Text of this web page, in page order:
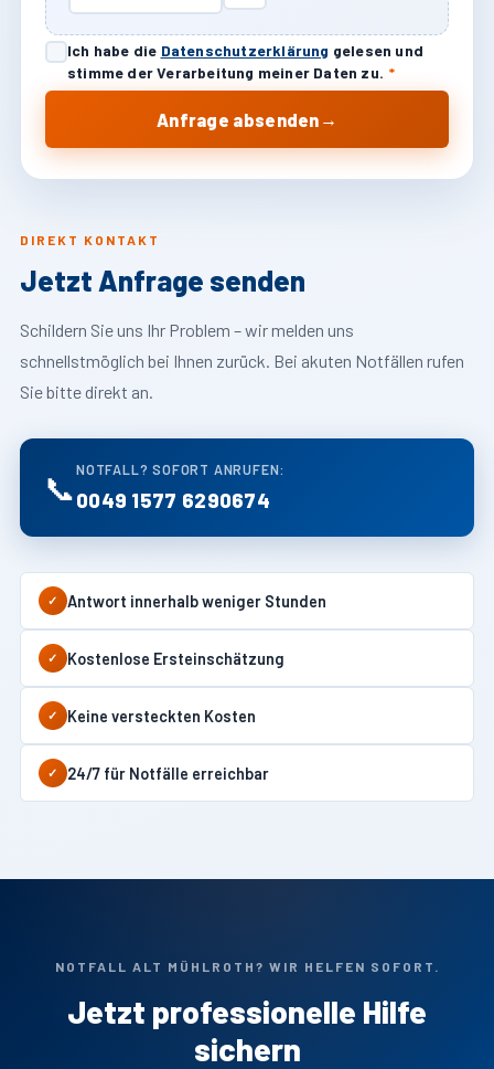
DIREKT KONTAKT
Jetzt Anfrage senden
Schildern Sie uns Ihr Problem – wir melden uns
schnellstmöglich bei Ihnen zurück. Bei akuten Notfällen rufen
Sie bitte direkt an.
📞 NOTFALL? SOFORT ANRUFEN:
0049 1577 6290674
✓ Antwort innerhalb weniger Stunden
✓ Kostenlose Ersteinschätzung
✓ Keine versteckten Kosten
✓ 24/7 für Notfälle erreichbar
Ich habe die Datenschutzerklärung gelesen und
stimme der Verarbeitung meiner Daten zu. *
Anfrage absenden →
NOTFALL ALT MÜHLROTH? WIR HELFEN SOFORT.
Jetzt professionelle Hilfe
sichern